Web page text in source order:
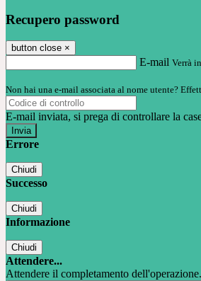
Recupero password
button close ×
E-mail Verrà
Non hai una e-mail associata al nome utente?
E-mail inviata, si prega di controllare la
Errore
Chiudi
Successo
Chiudi
Informazione
Chiudi
Attendere...
Attendere il completamento